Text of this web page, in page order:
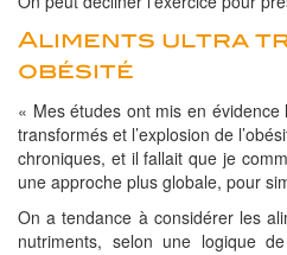
Aliments ultra
obésité
« Mes études ont mis en
transformés et l’explosion de
chroniques, et il fallait que je
une approche plus globale, pour
On a tendance à considérer les
nutriments, selon une logique